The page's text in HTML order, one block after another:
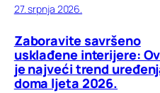
27. srpnja 2026.
Zaboravite savršeno
usklađene interijere:
je najveći trend
doma ljeta 2026.